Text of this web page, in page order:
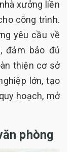
xưởng liền
công trình.
yêu cầu về
đảm bảo đủ
thiện cơ sở
lớn, tạo
hoạch, mở
phòng